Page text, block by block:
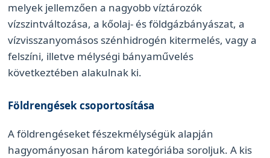
melyek jellemzően a nagyobb víztározók
vízszintváltozása, a kőolaj- és földgázbányászat, a
vízvisszanyomásos szénhidrogén kitermelés, vagy a
felszíni, illetve mélységi bányaművelés
következtében alakulnak ki.
Földrengések csoportosítása
A földrengéseket fészekmélységük alapján
hagyományosan három kategóriába soroljuk. A kis